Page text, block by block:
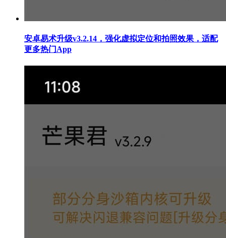
安卓易术升级v3.2.14，强化虚拟定位和拍照效果，适配
更多热门App